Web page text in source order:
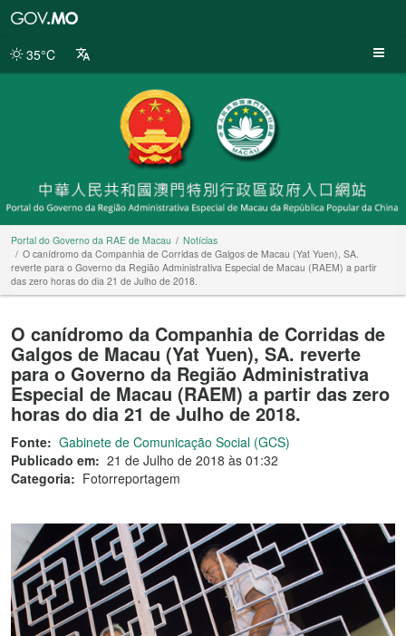
da
35°C
Portal do Governo da RAE de Macau
Notícias
O canídromo da Companhia de Corridas de Galgos de Macau (Yat Yuen), SA.
reverte para o Governo da Região Administrativa Especial de Macau (RAEM) a partir
das zero horas do dia 21 de Julho de 2018.
O canídromo da Companhia de Corridas de
Galgos de Macau (Yat Yuen), SA. reverte
para o Governo da Região Administrativa
Especial de Macau (RAEM) a partir das zero
horas do dia 21 de Julho de 2018.
Fonte: Gabinete de Comunicação Social (GCS)
Publicado em: 21 de Julho de 2018 às 01:32
Categoria: Fotorreportagem